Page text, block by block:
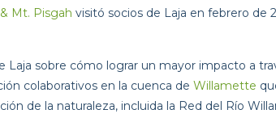
Mt. Pisgah visitó socios de Laja en febrero de
Laja sobre cómo lograr un mayor impacto a
colaborativos en la cuenca de Willamette
de la naturaleza, incluida la Red del Río